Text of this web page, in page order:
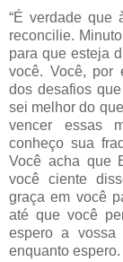
“É verdade que
reconcilie.
para que esteja
você. Você, por
dos desafios
sei melhor do
vencer essas
conheço sua
Você acha que
você ciente
graça em você
até que você
espero a vossa
enquanto espero.